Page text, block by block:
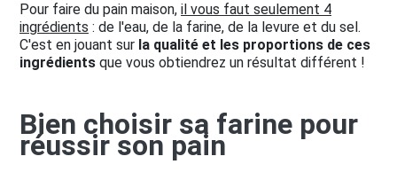
Pour faire du pain maison, il vous faut seulement 4
ingrédients : de l'eau, de la farine, de la levure et du sel.
C'est en jouant sur la qualité et les proportions de ces
ingrédients que vous obtiendrez un résultat différent !
Bien choisir sa farine pour
réussir son pain